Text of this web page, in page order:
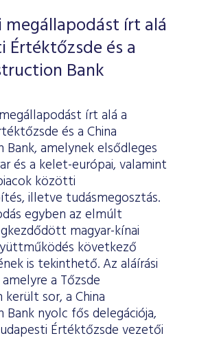
megállapodást írt alá
Értéktőzsde és a
Bank
írt alá a
és a China
amelynek elsődleges
és a kelet-európai, valamint
közötti
illetve tudásmegosztás.
egyben az elmúlt
magyar-kínai
következő
is tekinthető. Az aláírási
a Tőzsde
került sor, a China
nyolc fős delegációja,
Értéktőzsde vezetői